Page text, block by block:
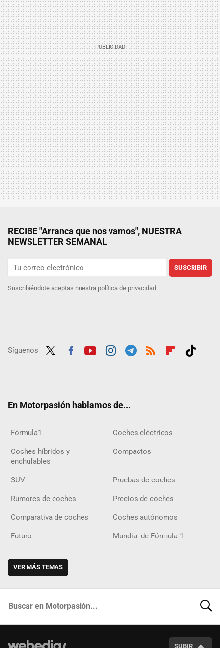
RECIBE "Arranca que nos vamos", NUESTRA
NEWSLETTER SEMANAL
SUSCRIBIR
Suscribiéndote aceptas nuestra política de privacidad
Síguenos
En Motorpasión hablamos de...
Fórmula1 Coches eléctricos
Coches híbridos y
enchufables
Compactos
SUV Pruebas de coches
Rumores de coches Precios de coches
Comparativa de coches Coches autónomos
Futuro Mundial de Fórmula 1
VER MÁS TEMAS
SUBIR